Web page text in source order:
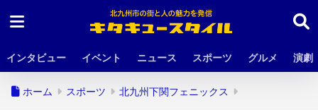
インタビュー イベント ニュース スポーツ グルメ 演劇
ホーム スポーツ 北九州下関フェニックス